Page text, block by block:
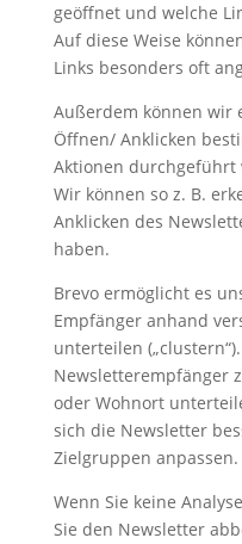
geöffnet und welche
Auf diese Weise
Links besonders oft
Außerdem können wir
Öffnen/ Anklicken
Aktionen durchgeführt
Wir können so z. B.
Anklicken des
haben.
Brevo ermöglicht es
Empfänger anhand
unterteilen
Newsletterempfänger
oder Wohnort
sich die Newsletter
Zielgruppen anpassen.
Wenn Sie keine
Sie den Newsletter